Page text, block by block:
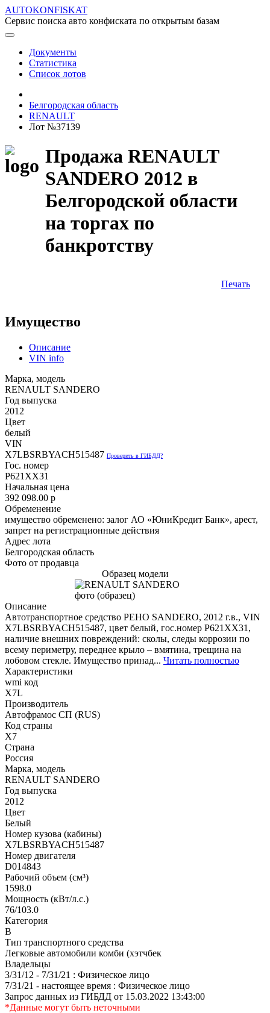
AUTOKONFISKAT
Сервис поиска авто конфиската по открытым базам
Документы
Статистика
Список лотов
Белгородская область
RENAULT
Лот №37139
Продажа RENAULT
SANDERO 2012 в
Белгородской области
на торгах по
банкротству
Печать
Имущество
Описание
VIN info
Марка, модель
RENAULT SANDERO
Год выпуска
2012
Цвет
белый
VIN
X7LBSRBYACH515487 Проверить в ГИБДД?
Гос. номер
Р621ХХЗ1
Начальная цена
392 098.00 p
Обременение
имущество обременено: залог АО «ЮниКредит Банк», арест,
запрет на регистрационные действия
Адрес лота
Белгородская область
Фото от продавца
Образец модели
Описание
Автотранспортное средство РЕНО SANDERO, 2012 г.в., VIN
X7LBSRBYACH515487, цвет белый, гос.номер Р621ХХ31,
наличие внешних повреждений: сколы, следы коррозии по
всему периметру, переднее крыло – вмятина, трещина на
лобовом стекле. Имущество принад... Читать полностью
Характеристики
wmi код
X7L
Производитель
Автофрамос СП (RUS)
Код страны
X7
Страна
Россия
Марка, модель
RENAULT SANDERO
Год выпуска
2012
Цвет
Белый
Номер кузова (кабины)
X7LBSRBYACH515487
Номер двигателя
D014843
Рабочий объем (см³)
1598.0
Мощность (кВт/л.с.)
76/103.0
Категория
В
Тип транспортного средства
Легковые автомобили комби (хэтчбек
Владельцы
3/31/12 - 7/31/21 : Физическое лицо
7/31/21 - настоящее время : Физическое лицо
Запрос данных из ГИБДД от 15.03.2022 13:43:00
*Данные могут быть неточными